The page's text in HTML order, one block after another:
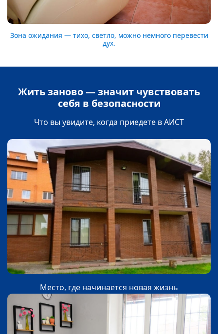
Зона ожидания — тихо, светло, можно немного перевести
дух.
Жить заново — значит чувствовать
себя в безопасности
Что вы увидите, когда приедете в АИСТ
Место, где начинается новая жизнь